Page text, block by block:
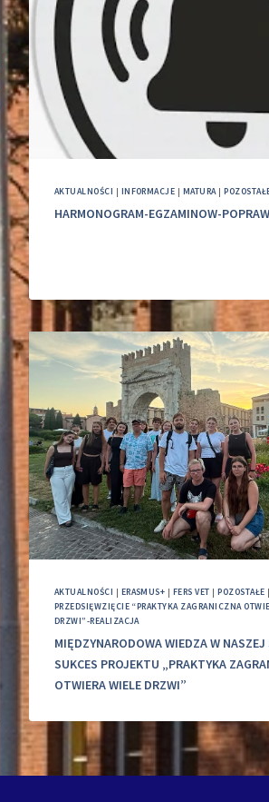
AKTUALNOŚCI | INFORMACJE | MATURA|
HARMONOGRAM-EGZAMINOW-
AKTUALNOŚCI | ERASMUS+ | FERS VET |POZOSTAŁE |
PRZEDSIĘWZIĘCIE “PRAKTYKA ZAGRANICZNA
DRZWI”-REALIZACJA
MIĘDZYNARODOWA WIEDZA W NASZEJ
SUKCES PROJEKTU „PRAKTYKA
OTWIERA WIELE DRZWI”